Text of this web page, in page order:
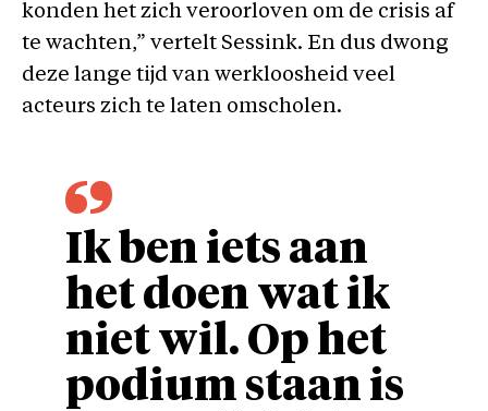
konden het zich veroorloven om de crisis af
te wachten,” vertelt Sessink. En dus dwong
deze lange tijd van werkloosheid veel
acteurs zich te laten omscholen.
Ik ben iets aan
het doen wat ik
niet wil. Op het
podium staan is